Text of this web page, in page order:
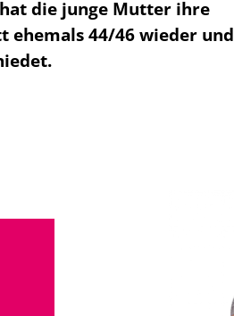
die junge Mutter ihre
ehemals 44/46 wieder und